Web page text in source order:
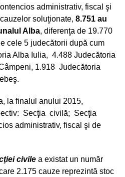
administrativ, fiscal şi
soluţionate, 8.751 au
Alba, diferenţa de 19.770
cele 5 judecătorii după cum
Alba Iulia, 4.488 Judecătoria
1.918 Judecătoria
la finalul anului 2015,
Secţia civilă; Secţia
administrativ, fiscal şi de
civilea existat un număr
2.175 cauze reprezintă stoc